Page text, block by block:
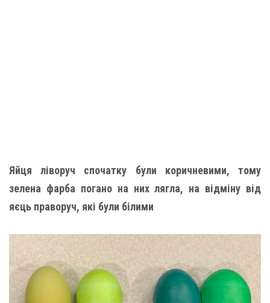
Яйця ліворуч спочатку були коричневими, тому
зелена фарба погано на них лягла, на відміну від
яєць праворуч, які були білими